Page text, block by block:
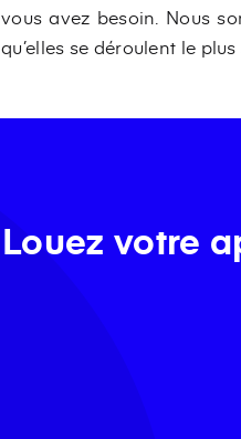
vous avez besoin. Nous
qu’elles se déroulent le
Louez votre